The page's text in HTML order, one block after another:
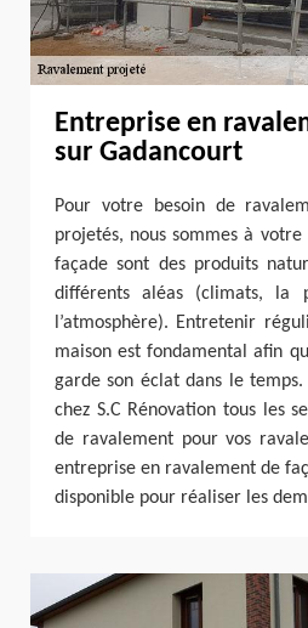
Entreprise en
sur Gadancourt
Pour votre besoin de
projetés, nous sommes à votre
façade sont des produits
différents aléas (climats, la
l’atmosphère). Entretenir
maison est fondamental afin
garde son éclat dans le
chez S.C Rénovation tous les
de ravalement pour vos
entreprise en ravalement de
disponible pour réaliser les